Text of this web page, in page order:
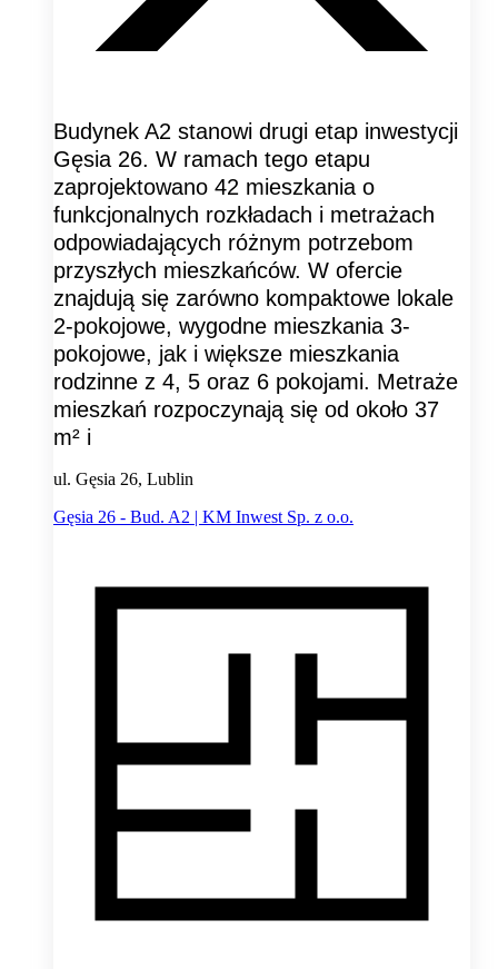
Budynek A2 stanowi drugi etap inwestycji
Gęsia 26. W ramach tego etapu
zaprojektowano 42 mieszkania o
funkcjonalnych rozkładach i metrażach
odpowiadających różnym potrzebom
przyszłych mieszkańców. W ofercie
znajdują się zarówno kompaktowe lokale
2-pokojowe, wygodne mieszkania 3-
pokojowe, jak i większe mieszkania
rodzinne z 4, 5 oraz 6 pokojami. Metraże
mieszkań rozpoczynają się od około 37
m² i
ul. Gęsia 26, Lublin
Gęsia 26 - Bud. A2 | KM Inwest Sp. z o.o.